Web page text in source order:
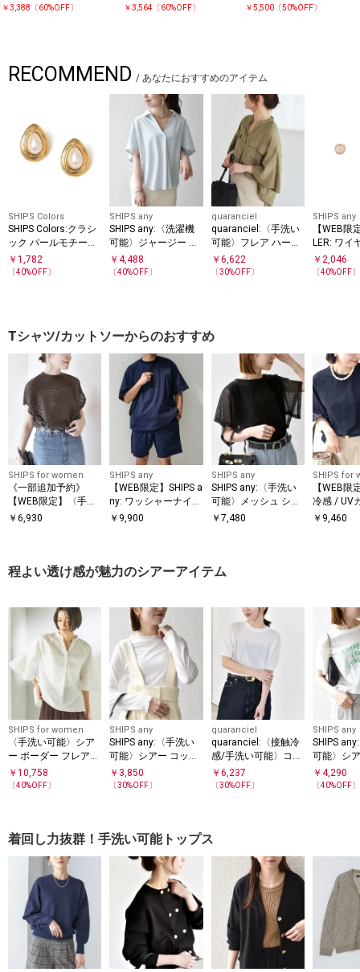
￥3,388〔60%OFF〕 ￥3,564〔60%OFF〕 ￥5,500〔50%OFF〕
RECOMMEND / あなたにおすすめのアイテム
SHIPS Colors
SHIPS Colors:クラシ
ック パールモチーフ
ピアス
￥ 1,782
〔40%OFF〕
SHIPS any
SHIPS any:〈洗濯機
可能〉ジャージー ワ
イド スキッパー ポロ
プルオーバー
￥4,488
〔40%OFF〕
quaranciel
quaranciel:〈手洗い
可能〉フレア ハーフ
スリーブ バンドカラ
ー スキッパー シャツ
￥ 6,622
〔30%OFF〕
SHIPS any
【WEB限
LER: ワイ
ム ストー
￥ 2,046
〔40%OFF〕
Tシャツ/カットソーからのおすすめ
SHIPS for women
《一部追加予約》
【WEB限定】〈手洗
い可能〉アイレット
￥ 6,930
SHIPS any
【WEB限定】SHIPS a
ny: ワッシャーナイロ
ン スピンドル Tシャ
￥ 9,900
SHIPS any
SHIPS any:〈手洗い
可能〉メッシュ シア
ー ハンカチ スリーブ
￥ 7,480
SHIPS for
【WEB限
冷感 / UV
アー オー
￥ 9,460
程よい透け感が魅力のシアーアイテム
SHIPS for women
〈手洗い可能〉シア
ー ボーダー フレア
スリーブ 半袖 ブラウ
ス
￥ 10,758
〔40%OFF〕
SHIPS any
SHIPS any:〈手洗い
可能〉シアー コット
ン ボトルネック メロ
ウ プルオーバー
￥ 3,850
〔30%OFF〕
quaranciel
quaranciel:〈接触冷
感/手洗い可能〉コン
パクト シアー ニット
TEE
￥ 6,237
〔30%OFF〕
SHIPS any
SHIPS
可能〉シ
ゴ TEE
￥4,290
〔40%OFF〕
着回し力抜群！手洗い可能トップス